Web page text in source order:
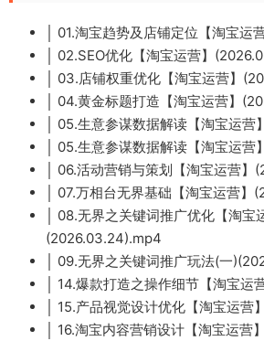
│ 01.淘宝趋势及店铺定位【淘宝
│ 02.SEO优化【淘宝运营】
│ 03.店铺权重优化【淘宝运营】
│ 04.黄金标题打造【淘宝运营】
│ 05.生意参谋数据解读【淘宝运
│ 05.生意参谋数据解读【淘宝运
│ 06.活动营销与策划【淘宝运营
│ 07.万相台无界基础【淘宝运营
│ 08.无界之关键词推广优化【淘宝
(2026.03.24).mp4
│ 09.无界之关键词推广玩法(一
│ 14.爆款打造之操作细节【淘宝
│ 15.产品视觉设计优化【淘宝运
│ 16.淘宝内容营销设计【淘宝运